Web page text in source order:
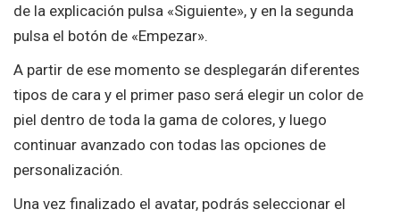
de la explicación pulsa «Siguiente», y en la segunda
pulsa el botón de «Empezar».
A partir de ese momento se desplegarán diferentes
tipos de cara y el primer paso será elegir un color de
piel dentro de toda la gama de colores, y luego
continuar avanzado con todas las opciones de
personalización.
Una vez finalizado el avatar, podrás seleccionar el